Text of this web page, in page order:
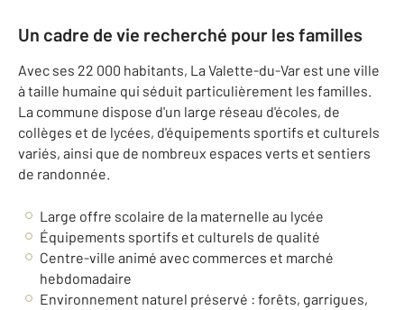
Un cadre de vie recherché pour les familles
Avec ses 22 000 habitants, La Valette-du-Var est une ville
à taille humaine qui séduit particulièrement les familles.
La commune dispose d'un large réseau d'écoles, de
collèges et de lycées, d'équipements sportifs et culturels
variés, ainsi que de nombreux espaces verts et sentiers
de randonnée.
Large offre scolaire de la maternelle au lycée
Équipements sportifs et culturels de qualité
Centre-ville animé avec commerces et marché
hebdomadaire
Environnement naturel préservé : forêts, garrigues,